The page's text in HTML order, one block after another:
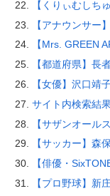
【くりぃむしち
【アナウンサー
【Mrs. GREEN
【都道府県】長
【女優】沢口靖
サイト内検索結
【サザンオール
【サッカー】森
【俳優・
【プロ野球】新